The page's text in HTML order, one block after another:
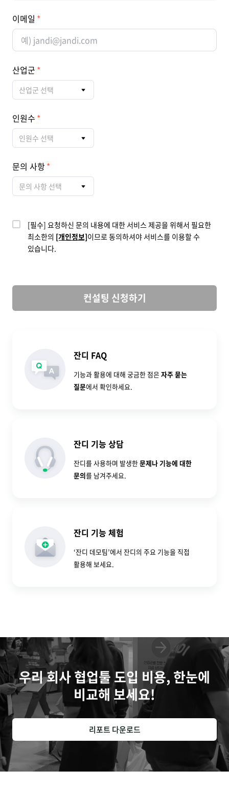
이메일
산업군
산업군 선택
인원수
인원수 선택
문의 사항
문의 사항 선택
[필수] 요청하신 문의 내용에 대한 서비스 제공을 위해서 필요한
최소한의 [개인정보]이므로 동의하셔야 서비스를 이용할 수
있습니다.
컨설팅 신청하기
잔디 FAQ
기능과 활용에 대해 궁금한 점은 자주 묻는
질문에서 확인하세요.
잔디 기능 상담
잔디를 사용하며 발생한문제나 기능에 대한
문의를 남겨주세요.
잔디 기능 체험
‘잔디 데모팀’에서 잔디의 주요 기능을 직접
활용해 보세요.
우리 회사 협업툴 도입 비용, 한눈에
비교해 보세요!
리포트 다운로드